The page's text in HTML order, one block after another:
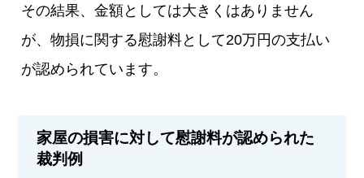
その結果、金額としては大きくはありません
が、物損に関する慰謝料として20万円の支払い
が認められています。
家屋の損害に対して慰謝料が認められた
裁判例